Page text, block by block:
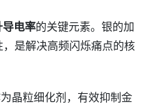
导电率的关键元素。银的加
是解决高频闪烁痛点的核
为晶粒细化剂，有效抑制金